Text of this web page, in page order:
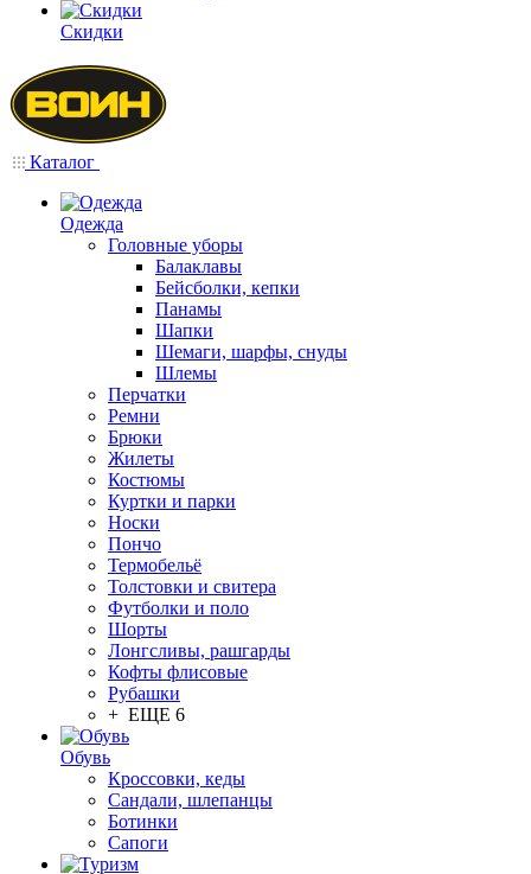
Скидки
Каталог
Одежда
Головные уборы
Балаклавы
Бейсболки, кепки
Панамы
Шапки
Шемаги, шарфы, снуды
Шлемы
Перчатки
Ремни
Брюки
Жилеты
Костюмы
Куртки и парки
Носки
Пончо
Термобельё
Толстовки и свитера
Футболки и поло
Шорты
Лонгсливы, рашгарды
Кофты флисовые
Рубашки
+ ЕЩЕ 6
Обувь
Кроссовки, кеды
Сандали, шлепанцы
Ботинки
Сапоги